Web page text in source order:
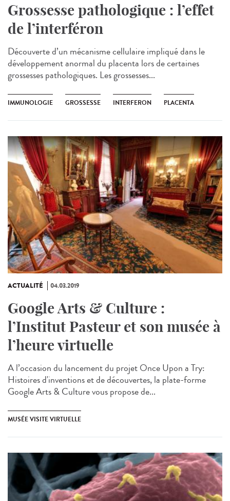
Grossesse pathologique : l’effet
de l’interféron
Découverte d’un mécanisme cellulaire impliqué dans le
développement anormal du placenta lors de certaines
grossesses pathologiques. Les grossesses...
IMMUNOLOGIE GROSSESSE INTERFERON PLACENTA
ACTUALITÉ 04.03.2019
Google Arts & Culture :
l’Institut Pasteur et son musée à
l’heure virtuelle
A l’occasion du lancement du projet Once Upon a Try:
Histoires d'inventions et de découvertes, la plate-forme
Google Arts & Culture vous propose de...
MUSÉE VISITE VIRTUELLE